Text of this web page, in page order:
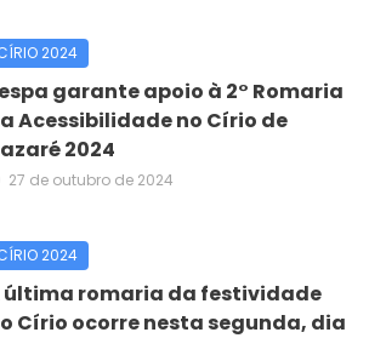
2024
garante apoio à 2° Romaria
Acessibilidade no Círio de
2024
27 de outubro de 2024
2024
última romaria da festividade
Círio ocorre nesta segunda, dia